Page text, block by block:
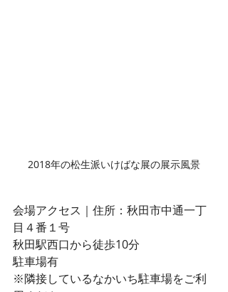
2018年の松生派いけばな展の展示風景
会場アクセス｜住所：秋田市中通一丁
目４番１号
秋田駅西口から徒歩10分
駐車場有
※隣接しているなかいち駐車場をご利